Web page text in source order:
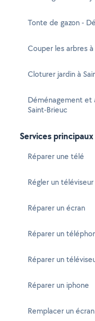
Tonte de gazon -
Couper les arbres
Cloturer jardin à
Déménagement et
Saint-Brieuc
Services principaux
Réparer une télé
Régler un téléviseur
Réparer un écran
Réparer un
Réparer un
Réparer un iphone
Remplacer un